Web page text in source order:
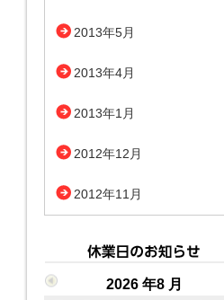
2013年5月
2013年4月
2013年1月
2012年12月
2012年11月
2026 年8 月